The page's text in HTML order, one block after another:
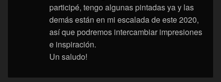
participé, tengo algunas pintadas ya y las
demás están en mi escalada de este 2020,
así que podremos intercambiar impresiones
e inspiración.
Un saludo!